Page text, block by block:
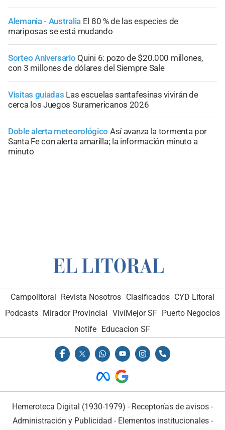
Alemania - Australia El 80 % de las especies de
mariposas se está mudando
Sorteo Aniversario Quini 6: pozo de $20.000 millones,
con 3 millones de dólares del Siempre Sale
Visitas guiadas Las escuelas santafesinas vivirán de
cerca los Juegos Suramericanos 2026
Doble alerta meteorológico Así avanza la tormenta por
Santa Fe con alerta amarilla; la información minuto a
minuto
Campolitoral Revista Nosotros Clasificados CYD Litoral
Podcasts Mirador Provincial VivíMejor SF Puerto Negocios
Notife
Educacion SF
Hemeroteca Digital (1930-1979) - Receptorías de avisos -
Administración y Publicidad - Elementos institucionales-